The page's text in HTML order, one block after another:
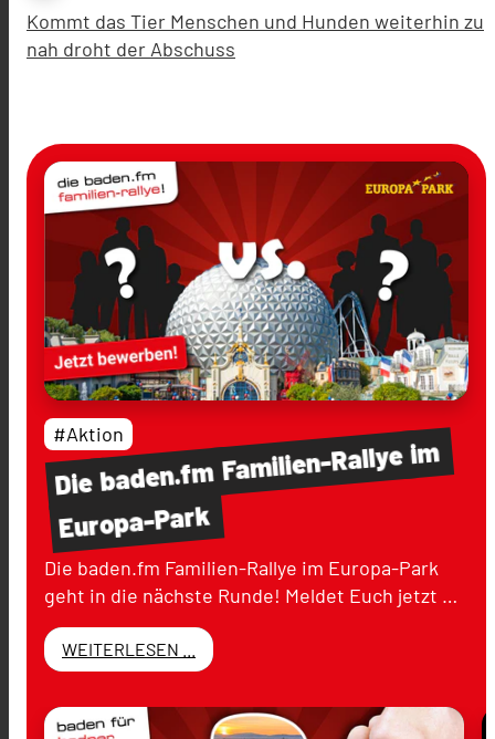
Kommt das Tier Menschen und Hunden weiterhin zu
nah droht der Abschuss
Diebaden.fmFamilien-Rallyeim
Europa-Park
#Aktion
Die baden.fm Familien-Rallye im Europa-Park
geht in die nächste Runde! Meldet Euch jetzt …
WEITERLESEN ...